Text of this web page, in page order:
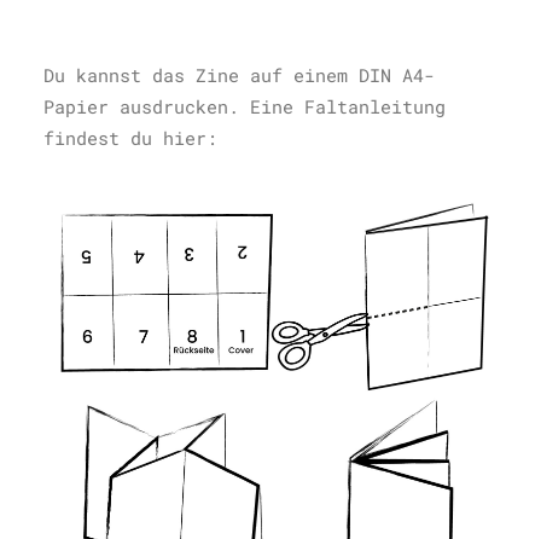
Du kannst das Zine auf einem DIN A4-
Papier ausdrucken. Eine Faltanleitung
findest du hier: